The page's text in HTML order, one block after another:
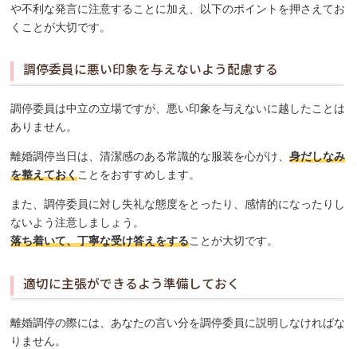
や不利な発言に注意することに加え、以下のポイントを押さえてお
くことが大切です。
調停委員に悪い印象を与えないよう配慮する
調停委員は中立の立場ですが、悪い印象を与えないに越したことは
ありません。
離婚調停当日は、清潔感のある常識的な服装を心がけ、身だしなみ
を整えておくことをおすすめします。
また、調停委員に対し失礼な態度をとったり、感情的になったりし
ないよう注意しましょう。
落ち着いて、丁寧な受け答えをすることが大切です。
適切に主張ができるよう準備しておく
離婚調停の際には、あなたの言い分を調停委員に説明しなければな
りません。